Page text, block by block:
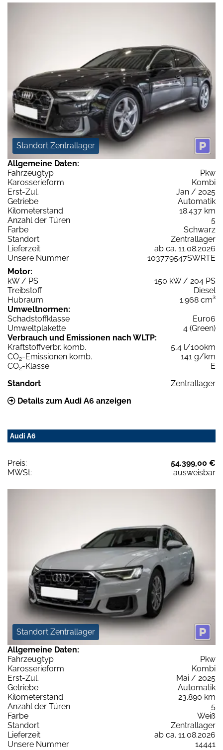
Standort Zentrallager
Allgemeine Daten:
Fahrzeugtyp
Pkw
Karosserieform
Kombi
Erst-Zul.
Jan / 2025
Getriebe
Automatik
Kilometerstand
18.437 km
Anzahl der Türen
5
Farbe
Schwarz
Standort
Zentrallager
Lieferzeit
ab ca. 11.08.2026
Unsere Nummer
103779547SWRTE
Motor:
kW / PS
150 kW / 204 PS
Treibstoff
Diesel
Hubraum
1.968 cm³
Umweltnormen:
Schadstoffklasse
Euro6
Umweltplakette
4 (Green)
Verbrauch und Emissionen nach WLTP:
Kraftstoffverbr. komb.
5,4 l/100km
CO2-Emissionen komb.
141 g/km
CO2-Klasse
E
Standort
Zentrallager
Details zum Audi A6 anzeigen
Audi A6
Preis:
54.399,00 €
MWSt:
ausweisbar
Standort Zentrallager
Allgemeine Daten:
Fahrzeugtyp
Pkw
Karosserieform
Kombi
Erst-Zul.
Mai / 2025
Getriebe
Automatik
Kilometerstand
23.890 km
Anzahl der Türen
5
Farbe
Weiß
Standort
Zentrallager
Lieferzeit
ab ca. 11.08.2026
Unsere Nummer
14441